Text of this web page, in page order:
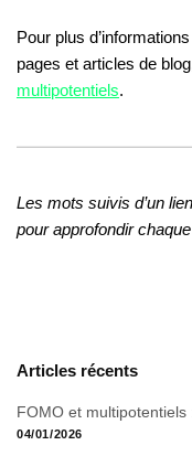
Pour plus
pages et articles de
multipotentiels.
Les mots suivis d’un
pour approfondir
Articles récents
FOMO et
04/01/2026